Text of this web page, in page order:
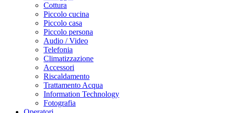
Cottura
Piccolo cucina
Piccolo casa
Piccolo persona
Audio / Video
Telefonia
Climatizzazione
Accessori
Riscaldamento
Trattamento Acqua
Information Technology
Fotografia